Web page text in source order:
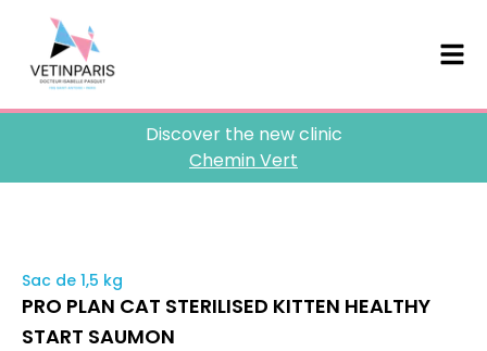
Discover the new clinic
Chemin Vert
Sac de 1,5 kg
PRO PLAN CAT STERILISED KITTEN HEALTHY
START SAUMON